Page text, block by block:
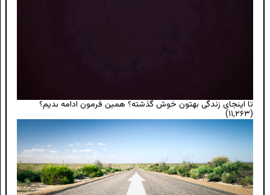
تا اینجای زندگی بهتون خوش گذشته؟ همین فرمون ادامه بدیم؟
(۱۱,۲۶۳)